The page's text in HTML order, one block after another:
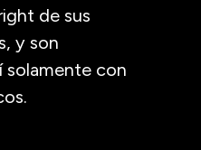
de sus
y son
solamente con